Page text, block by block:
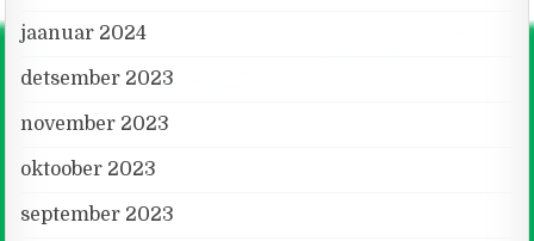
jaanuar 2024
detsember 2023
november 2023
oktoober 2023
september 2023